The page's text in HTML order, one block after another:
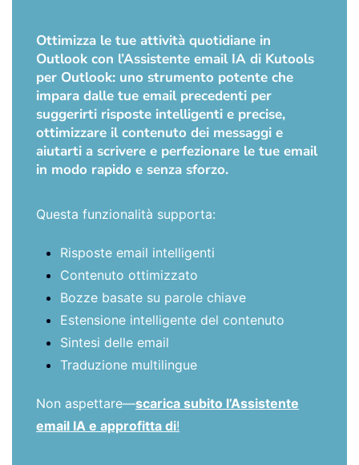
Ottimizza le tue attività quotidiane in
Outlook con l’Assistente email IA di Kutools
per Outlook: uno strumento potente che
impara dalle tue email precedenti per
suggerirti risposte intelligenti e precise,
ottimizzare il contenuto dei messaggi e
aiutarti a scrivere e perfezionare le tue email
in modo rapido e senza sforzo.
Questa funzionalità supporta:
Risposte email intelligenti
Contenuto ottimizzato
Bozze basate su parole chiave
Estensione intelligente del contenuto
Sintesi delle email
Traduzione multilingue
Non aspettare—scarica subito l’Assistente
email IA e approfitta di!